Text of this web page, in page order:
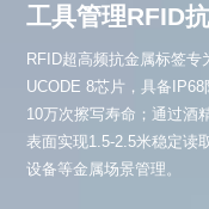
工具管理RFID
RFID超高频抗金属标签
UCODE 8芯片，具备
10万次擦写寿命；通过酒
表面实现1.5-2.5米稳定读
设备等金属场景管理。